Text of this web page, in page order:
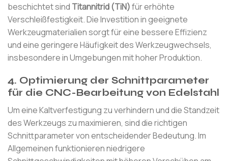
beschichtet sind Titannitrid (TiN)für erhöhte
Verschleißfestigkeit. Die Investition in geeignete
Werkzeugmaterialien sorgt für eine bessere Effizienz
und eine geringere Häufigkeit des Werkzeugwechsels,
insbesondere in Umgebungen mit hoher Produktion.
4. Optimierung der Schnittparameter
für die CNC-Bearbeitung von Edelstahl
Um eine Kaltverfestigung zu verhindern und die Standzeit
des Werkzeugs zu maximieren, sind die richtigen
Schnittparameter von entscheidender Bedeutung. Im
Allgemeinen funktionieren niedrigere